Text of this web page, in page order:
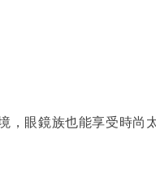
，眼鏡族也能享受時尚